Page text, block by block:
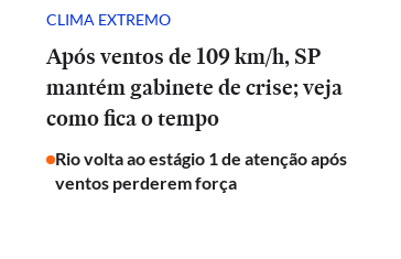
CLIMA EXTREMO
Após ventos de 109 km/h, SP
mantém gabinete de crise; veja
como fica o tempo
Rio volta ao estágio 1 de atenção após
ventos perderem força